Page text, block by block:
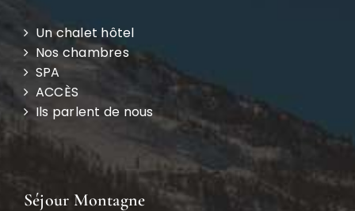
Un chalet hôtel
Nos chambres
SPA
ACCÈS
Ils parlent de nous
Séjour Montagne